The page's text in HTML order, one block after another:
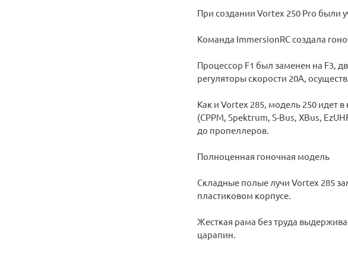
При создании Vortex 250 Pro были
Команда ImmersionRC создала
Процессор F1 был заменен на F3,
регуляторы скорости 20A,
Как и Vortex 285, модель 250 идет
(CPPM, Spektrum, S-Bus, XBus,
до пропеллеров.
Полноценная гоночная модель
Складные полые лучи Vortex 285
пластиковом корпусе.
Жесткая рама без труда
царапин.